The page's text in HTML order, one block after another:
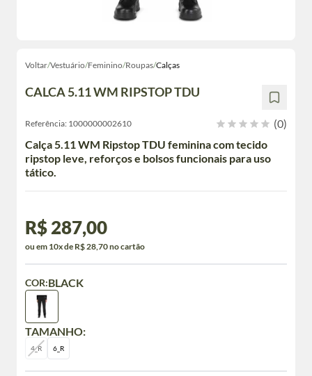
Voltar/Vestuário/Feminino/Roupas/Calças
CALCA 5.11 WM RIPSTOP TDU
Referência: 1000000002610
(0)
Calça 5.11 WM Ripstop TDU feminina com tecido
ripstop leve, reforços e bolsos funcionais para uso
tático.
R$ 287,00
ou em 10x de R$ 28,70 no cartão
TAMANHO:
4_R 6_R
COR:BLACK